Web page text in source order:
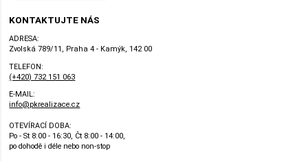
KONTAKTUJTE NÁS
ADRESA:
Zvolská 789/11, Praha 4 - Kamýk, 142 00
TELEFON:
(+420) 732 151 063
E-MAIL:
info@pkrealizace.cz
OTEVÍRACÍ DOBA:
Po - St 8:00 - 16:30, Čt 8:00 - 14:00,
po dohodě i déle nebo non-stop